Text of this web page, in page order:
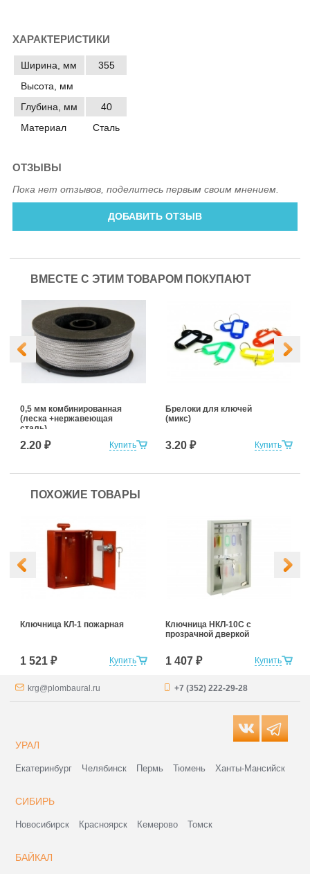
ХАРАКТЕРИСТИКИ
Ширина, мм
355
Высота, мм
Глубина, мм
40
Материал
Сталь
ОТЗЫВЫ
Пока нет отзывов, поделитесь первым своим мнением.
ДОБАВИТЬ ОТЗЫВ
ВМЕСТЕ С ЭТИМ ТОВАРОМ ПОКУПАЮТ
Купить
0,5 мм комбинированная
(леска +нержавеющая
сталь)
2.20 ₽ Купить
Брелоки для ключей
(микс)
3.20 ₽
ПОХОЖИЕ ТОВАРЫ
Купить
Ключница КЛ-1 пожарная
1 521 ₽ Купить
Ключница НКЛ-10С с
прозрачной дверкой
1 407 ₽
krg@plombaural.ru +7 (352) 222-29-28
УРАЛ
Екатеринбург Челябинск Пермь Тюмень Ханты-Мансийск
СИБИРЬ
Новосибирск Красноярск Кемерово Томск
БАЙКАЛ